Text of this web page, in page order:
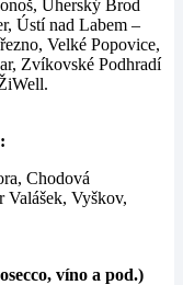
Uherský Brod
Ústí nad Labem –
Velké Popovice,
Zvíkovské Podhradí
Chodová
Vyškov,
víno a pod.)